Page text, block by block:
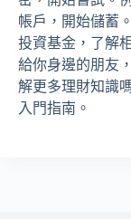
帳戶，開始儲蓄
投資基金，了解
給你身邊的朋友
解更多理財知識
入門指南。